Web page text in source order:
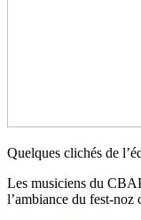
Quelques clichés de
Les musiciens du
l’ambiance du fest-noz